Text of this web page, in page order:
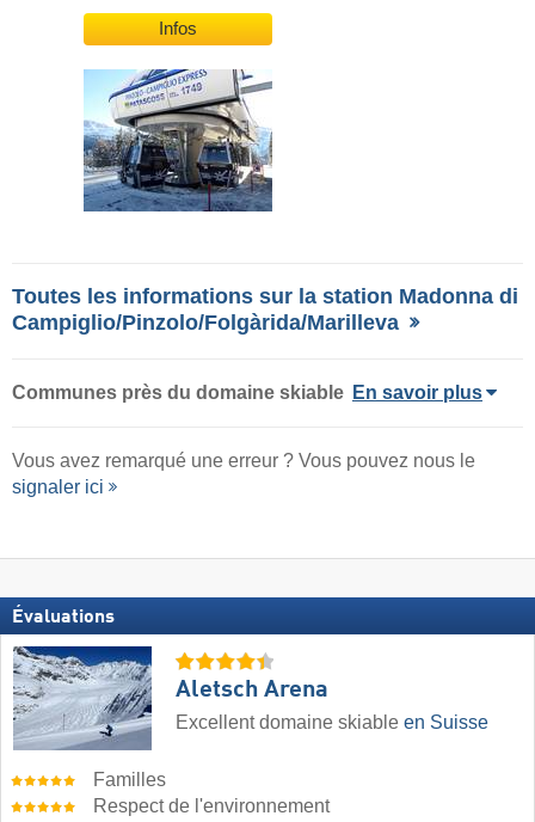
Infos
Toutes les informations sur la station Madonna di
Campiglio/​Pinzolo/​Folgàrida/​Marilleva
Communes près du domaine skiable En savoir plus
Vous avez remarqué une erreur ? Vous pouvez nous le
signaler ici
Évaluations
Aletsch Arena
Excellent domaine skiable en Suisse
Familles
Respect de l'environnement